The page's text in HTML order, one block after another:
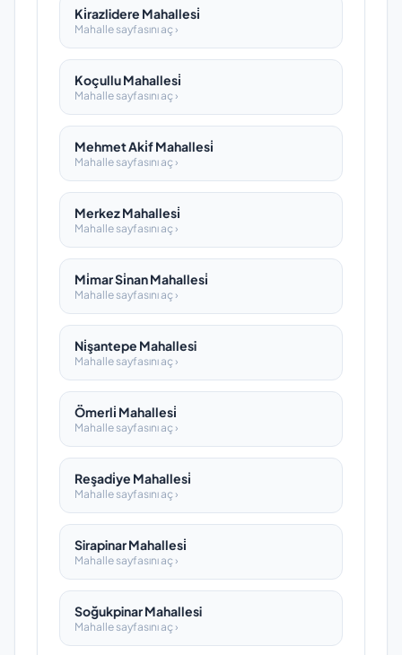
Ki̇razlidere Mahallesi̇
Mahalle sayfasını aç ›
Koçullu Mahallesi̇
Mahalle sayfasını aç ›
Mehmet Aki̇f Mahallesi̇
Mahalle sayfasını aç ›
Merkez Mahallesi̇
Mahalle sayfasını aç ›
Mi̇mar Si̇nan Mahallesi̇
Mahalle sayfasını aç ›
Ni̇şantepe Mahallesi
Mahalle sayfasını aç ›
Ömerli̇ Mahallesi̇
Mahalle sayfasını aç ›
Reşadi̇ye Mahallesi̇
Mahalle sayfasını aç ›
Sirapinar Mahallesi̇
Mahalle sayfasını aç ›
Soğukpinar Mahallesi
Mahalle sayfasını aç ›